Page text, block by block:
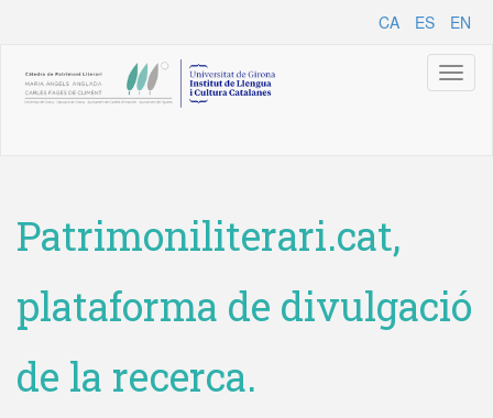
CA ES EN
Patrimoniliterari.cat,
plataforma de divulgació
de la recerca.